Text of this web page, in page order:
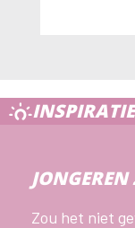
INSPIRATIE
Zou het niet